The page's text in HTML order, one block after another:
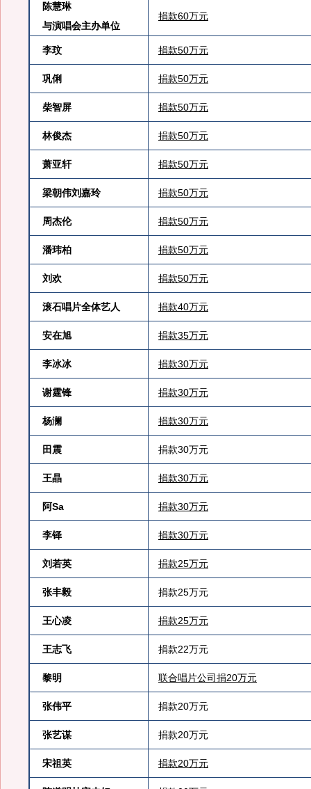
陈慧琳
与演唱会主办单位
捐款60万元
李玟 捐款50万元
巩俐 捐款50万元
柴智屏 捐款50万元
林俊杰 捐款50万元
萧亚轩 捐款50万元
梁朝伟刘嘉玲 捐款50万元
周杰伦 捐款50万元
潘玮柏 捐款50万元
刘欢 捐款50万元
滚石唱片全体艺人 捐款40万元
安在旭 捐款35万元
李冰冰 捐款30万元
谢霆锋 捐款30万元
杨澜 捐款30万元
田震 捐款30万元
王晶 捐款30万元
阿Sa 捐款30万元
李铎 捐款30万元
刘若英 捐款25万元
张丰毅 捐款25万元
王心凌 捐款25万元
王志飞 捐款22万元
黎明 联合唱片公司捐20万元
张伟平 捐款20万元
张艺谋 捐款20万元
宋祖英 捐款20万元